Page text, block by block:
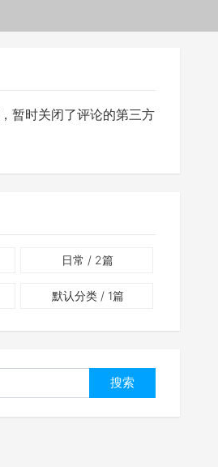
暂时关闭了评论的第三方
日常 / 2篇
默认分类/ 1篇
搜索